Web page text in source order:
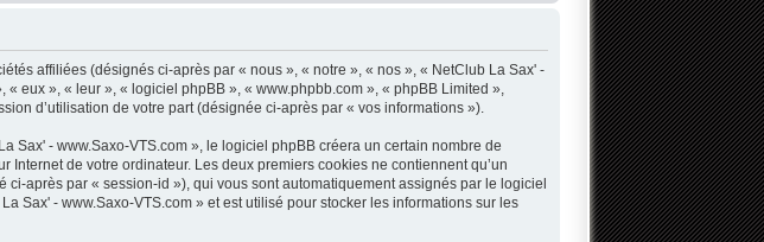
affiliées (désignés ci-après par « nous », « notre », « nos », « NetClub La Sax' -
eux », « leur », « logiciel phpBB », « www.phpbb.com », « phpBB Limited »,
d’utilisation de votre part (désignée ci-après par « vos informations »).
Sax' - www.Saxo-VTS.com », le logiciel phpBB créera un certain nombre de
de votre ordinateur. Les deux premiers cookies ne contiennent qu’un
après par « session-id »), qui vous sont automatiquement assignés par le logiciel
Sax' - www.Saxo-VTS.com » et est utilisé pour stocker les informations sur les